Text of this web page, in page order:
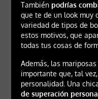
También podrías
que te de un look muy
variedad de tipos de
estos motivos, que
todas tus cosas de
Además, las
importante que, tal
personalidad. Una
de superación